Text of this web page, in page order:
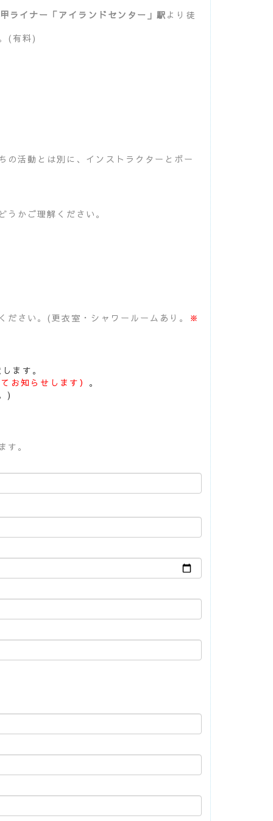
ライナー「アイランドセンター」駅より徒
(有料)
の活動とは別に、インストラクターとボー
かご理解ください。
さい。(更衣室・シャワールームあり。
※
ます。
お知らせします） 。
)
。